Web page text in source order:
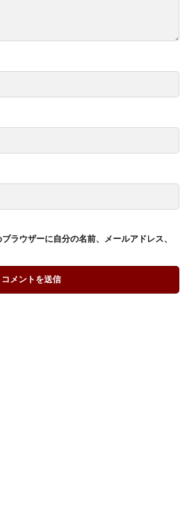
ラウザーに自分の名前、メールアドレス、